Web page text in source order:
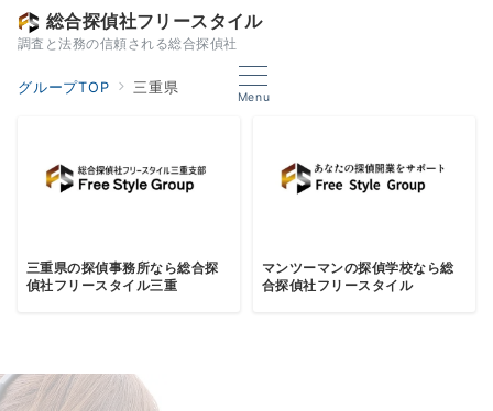
総合探偵社フリースタイル
調査と法務の信頼される総合探偵社
Menu
グループTOP 三重県
三重県の探偵事務所なら総合探
偵社フリースタイル三重
マンツーマンの探偵学校なら総
合探偵社フリースタイル